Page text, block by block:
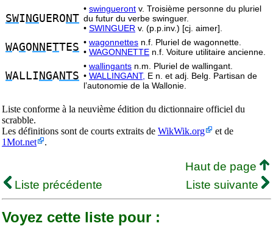
SWI NGUERO NT
• swingueront v. Troisième personne du pluriel
du futur du verbe swinguer.
• SWINGUER v. (p.p.inv.) [cj. aimer].
WAGO NN ETTES • wagonnettes n.f. Pluriel de wagonnette.
• WAGONNETTE n.f. Voiture utilitaire ancienne.
WALLI NGANTS
• wallingants n.m. Pluriel de wallingant.
• WALLINGANT, E n. et adj. Belg. Partisan de
l’autonomie de la Wallonie.
Liste conforme à la neuvième édition du dictionnaire officiel du
scrabble.
Les définitions sont de courts extraits de WikWik.org
et de
1Mot.net
.
Haut de page
Liste précédente
Liste suivante
Voyez cette liste pour :